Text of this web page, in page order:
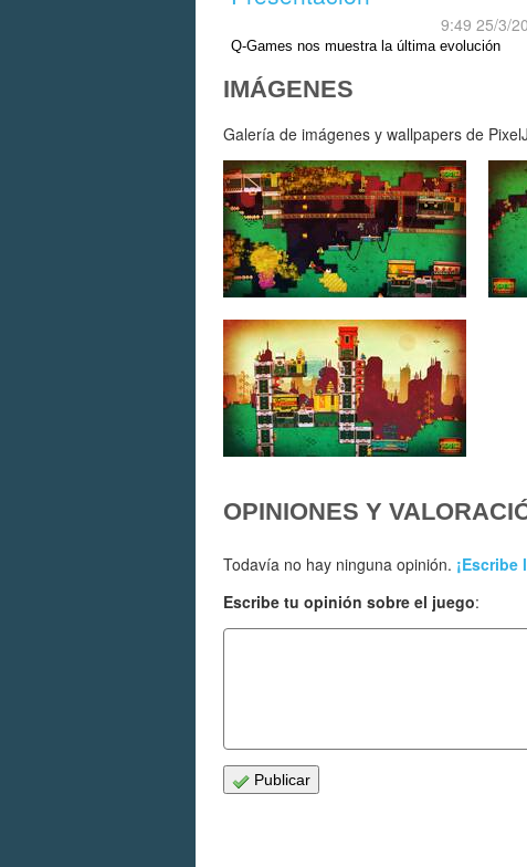
9:49 25/3/
Q-Games nos muestra la última evolución
IMÁGENES
Galería de imágenes y wallpapers de
OPINIONES Y
Todavía no hay ninguna opinión. ¡Escribe
Escribe tu opinión sobre el juego:
Publicar